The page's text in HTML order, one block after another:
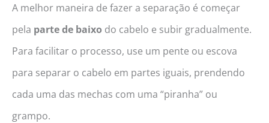
A melhor maneira de fazer a separação é começar
pela parte de baixo do cabelo e subir gradualmente.
Para facilitar o processo, use um pente ou escova
para separar o cabelo em partes iguais, prendendo
cada uma das mechas com uma “piranha” ou
grampo.